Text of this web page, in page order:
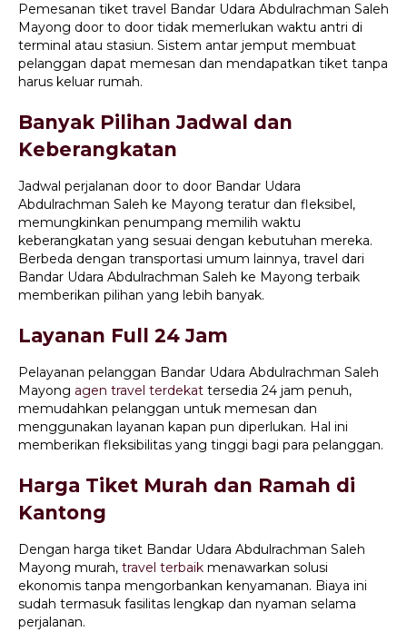
Pemesanan tiket travel Bandar Udara Abdulrachman Saleh
Mayong door to door tidak memerlukan waktu antri di
terminal atau stasiun. Sistem antar jemput membuat
pelanggan dapat memesan dan mendapatkan tiket tanpa
harus keluar rumah.
Banyak Pilihan Jadwal dan
Keberangkatan
Jadwal perjalanan door to door Bandar Udara
Abdulrachman Saleh ke Mayong teratur dan fleksibel,
memungkinkan penumpang memilih waktu
keberangkatan yang sesuai dengan kebutuhan mereka.
Berbeda dengan transportasi umum lainnya, travel dari
Bandar Udara Abdulrachman Saleh ke Mayong terbaik
memberikan pilihan yang lebih banyak.
Layanan Full 24 Jam
Pelayanan pelanggan Bandar Udara Abdulrachman Saleh
Mayong agen travel terdekat tersedia 24 jam penuh,
memudahkan pelanggan untuk memesan dan
menggunakan layanan kapan pun diperlukan. Hal ini
memberikan fleksibilitas yang tinggi bagi para pelanggan.
Harga Tiket Murah dan Ramah di
Kantong
Dengan harga tiket Bandar Udara Abdulrachman Saleh
Mayong murah, travel terbaik menawarkan solusi
ekonomis tanpa mengorbankan kenyamanan. Biaya ini
sudah termasuk fasilitas lengkap dan nyaman selama
perjalanan.